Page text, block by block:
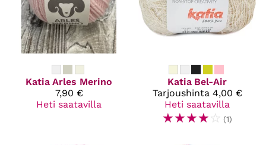
Katia Arles Merino
7,90 €
Heti saatavilla
Katia Bel-Air
Tarjoushinta4,00 €
Heti saatavilla
☆☆☆☆☆ (1)